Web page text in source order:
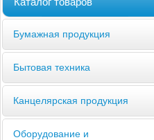
Бумажная продукция
Бытовая техника
Канцелярская продукция
Оборудование и